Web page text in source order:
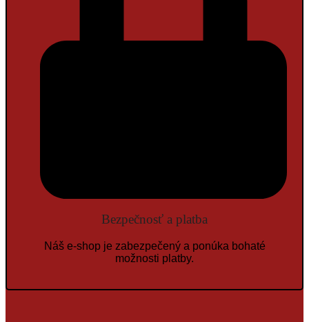
Bezpečnosť a platba
Náš e-shop je zabezpečený a ponúka bohaté
možnosti platby.